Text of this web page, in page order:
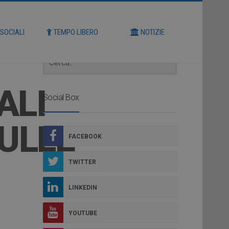
TEMPO LIBERO NOTIZIE
Social Box
FACEBOOK
TWITTER
LINKEDIN
YOUTUBE